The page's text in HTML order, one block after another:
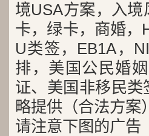
境USA方案，入
卡，绿卡，商婚，
U类签，EB1A，
排，美国公民婚
证、美国非移民
略提供（合法方案
请注意下图的广告